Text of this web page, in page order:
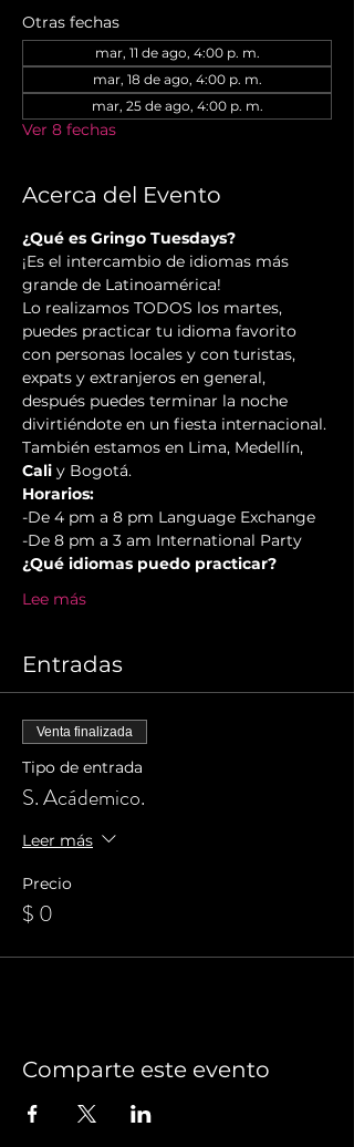
Otras fechas
mar, 11 de ago, 4:00 p. m.
mar, 18 de ago, 4:00 p. m.
mar, 25 de ago, 4:00 p. m.
Ver 8 fechas
Acerca del Evento
¿Qué es Gringo Tuesdays?
¡Es el intercambio de idiomas más
grande de Latinoamérica!
Lo realizamos TODOS los martes,
puedes practicar tu idioma favorito
con personas locales y con turistas,
expats y extranjeros en general,
después puedes terminar la noche
divirtiéndote en un fiesta internacional.
También estamos en Lima, Medellín,
Cali y Bogotá.
Horarios:
-De 4 pm a 8 pm Language Exchange
-De 8 pm a 3 am International Party
¿Qué idiomas puedo practicar?
Lee más
Entradas
Venta finalizada
Tipo de entrada
S. Acádemico.
Leer más
Precio
$ 0
Comparte este evento